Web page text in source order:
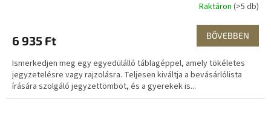
Raktáron (>5 db)
6 935 Ft BŐVEBBEN
Ismerkedjen meg egy egyedülálló táblagéppel, amely tökéletes
jegyzetelésre vagy rajzolásra. Teljesen kiváltja a bevásárlólista
írására szolgáló jegyzettömböt, és a gyerekek is...